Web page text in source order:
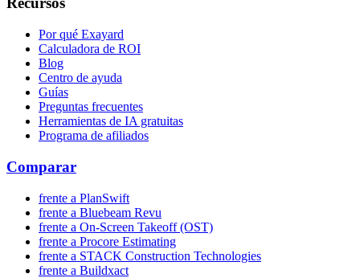
Por qué Exayard
Calculadora de ROI
Blog
Centro de ayuda
Guías
Preguntas frecuentes
Herramientas de IA gratuitas
Programa de afiliados
Comparar
frente a PlanSwift
frente a Bluebeam Revu
frente a On-Screen Takeoff (OST)
frente a Procore Estimating
frente a STACK Construction Technologies
frente a Buildxact